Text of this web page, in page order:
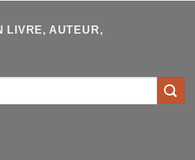
LIVRE, AUTEUR,